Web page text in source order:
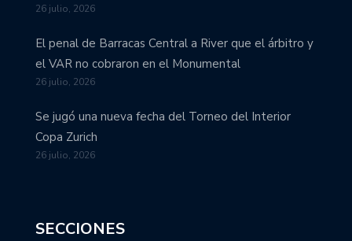
26 julio, 2026
El penal de Barracas Central a River que el árbitro y
el VAR no cobraron en el Monumental
26 julio, 2026
Se jugó una nueva fecha del Torneo del Interior
Copa Zurich
26 julio, 2026
SECCIONES